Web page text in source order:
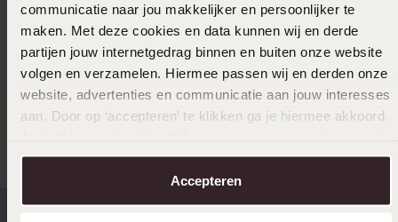
communicatie naar jou makkelijker en persoonlijker te
maken. Met deze cookies en data kunnen wij en derde
partijen jouw internetgedrag binnen en buiten onze website
volgen en verzamelen. Hiermee passen wij en derden onze
website, advertenties en communicatie aan jouw interesses
aan. Door op ‘accepteren’ te klikken ga je hiermee akkoord.
over in onscookiebeleid.
Accepteren
Das könnte dir gefallen
Andere kauften auch